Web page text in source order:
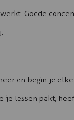
Goede
en begin je
je lessen pakt,